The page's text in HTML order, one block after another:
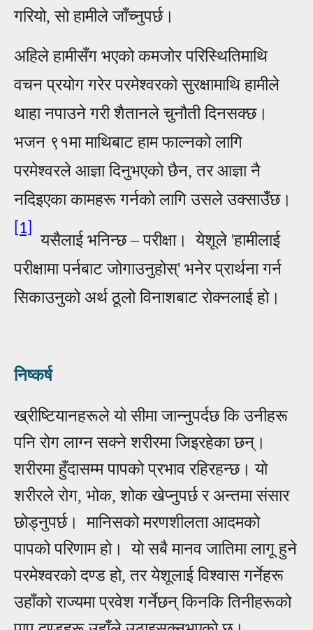
गरियो, सो हामीले जाँच्नुपर्छ।
अहिले हामीसँग भएको कमजोर परिस्थितिमाथि
वचन प्रयोग गरेर परमेश्वरको सुरक्षामाथि हामीले
थाहा नपाउने गरी शैतानले चुनती दिनसक्छ।
भजन ९१मा माथिबाट हाम फाल्नको लागि
परमेश्वरले आज्ञा दिनुभएको छैन, तरआज्ञा नै
नदिइएका कामहरू गर्नको लागि उसले उक्साउँछ।
[1]
यसैलाईभनिन्छ–परीक्षा। येशूले 'हामीलाई
परीक्षामा पर्नबाट जोगाउनुहोस्' भनेर प्रार्थना गर्न
सिकाउनुको अर्थ ठूलो विनाशबाट रोक्नलाईहो।
निष्कर्ष
ख्रीष्टियानहरूले यो सीमा जान्नुपर्दछ कि उनीहरू
पनि रोग लाग्न सक्ने शरीरमा जिइरहेका छन्।
शरीरमा हुँदासम्म पापको प्रभाव रहिरहन्छ। यो
शरीरले रोग, भोक, शोक खेप्नुपर्छ र अन्तमा संसार
छोड्नुपर्छ। मानिसको मरणशीलताआदमको
पापको परिणाम हो। यो सबै मानव जातिमा लागू हुने
परमेश्वरको दण्ड हो, तर येशूलाईविश्वास गर्नेहरू
उहाँको राज्यमा प्रवेश गर्नेछन् किनकि तिनीहरूको